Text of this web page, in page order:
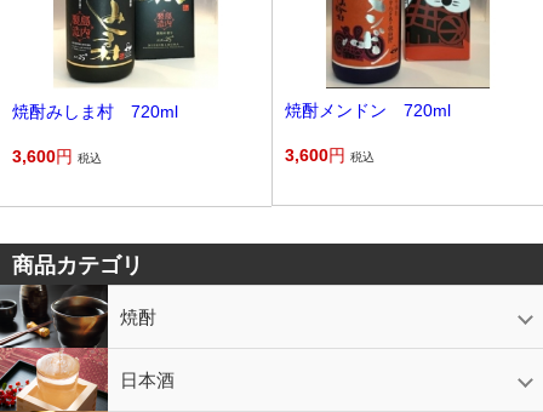
焼酎みしま村 720ml
3,600円 税込
焼酎メンドン 720ml
3,600円 税込
商品カテゴリ
焼酎
芋焼酎
かめ壷入り焼酎
黒糖焼酎
米焼酎
麦焼酎
そば焼酎
泡盛
とうもろこし焼酎
ギフトコーナー
セットコーナー
益々繁盛
鹿児島限定 日本酒